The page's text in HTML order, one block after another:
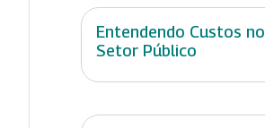
Entendendo Custos no
Setor Público